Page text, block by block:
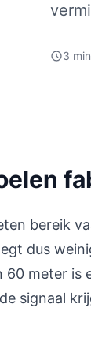
3
bereik
dus
60 meter is
signaal